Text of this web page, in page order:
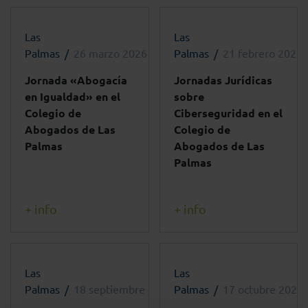
Las
Palmas
26 marzo 2026 - 12:30h
Jornada «Abogacía
en Igualdad» en el
Colegio de
Abogados de Las
Palmas
+ info
Las
Palmas
18 septiembre 2025 - 17:00h
Las
Palmas
21 febrero 2025
Jornadas Jurídicas
sobre
Ciberseguridad en el
Colegio de
Abogados de Las
Palmas
+ info
Las
Palmas
17 octubre 2024